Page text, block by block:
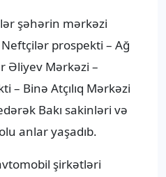
şəhərin mərkəzi
prospekti – Ağ
Əliyev Mərkəzi –
– Binə Atçılıq Mərkəzi
Bakı sakinləri və
anlar yaşadıb.
şirkətləri